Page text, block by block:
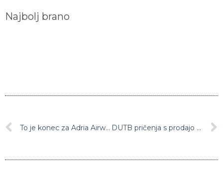
Najbolj brano